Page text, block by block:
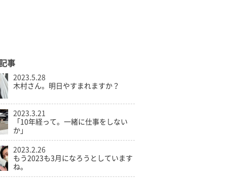
事
2023.5.28
木村さん。明日やすまれますか？
2023.3.21
「10年経って。一緒に仕事をしない
か」
2023.2.26
もう2023も3月になろうとしています
ね。